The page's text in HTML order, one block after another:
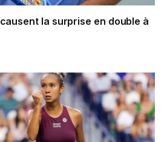
la surprise en double à